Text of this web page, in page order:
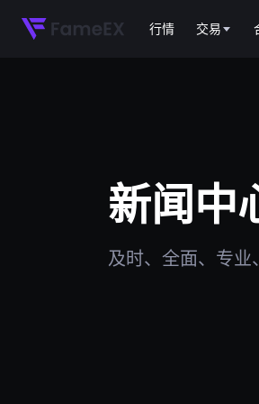
行情 交易
新闻中
及时、全面、专